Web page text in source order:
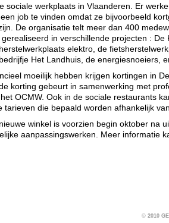
sociale werkplaats in Vlaanderen. Er
job te vinden omdat ze bijvoorbeeld
De organisatie telt meer dan 400
in verschillende projecten : De
elektro, de
Het Landhuis, de energiesnoeiers,
moeilijk hebben krijgen kortingen in
korting gebeurt in samenwerking met
OCMW. Ook in de sociale restaurants
tarieven die bepaald worden afhankelijk
winkel is voorzien begin oktober na
aanpassingswerken. Meer informatie
© 2010